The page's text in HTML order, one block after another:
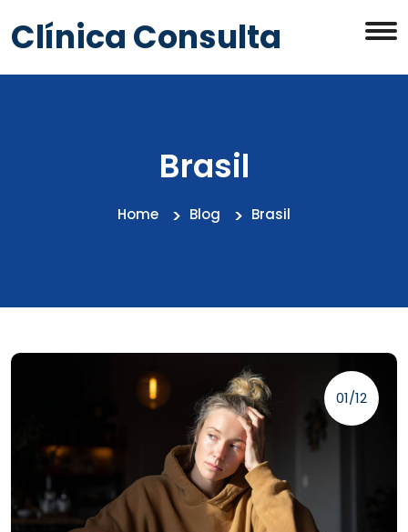
Clínica Consulta
Brasil
Home Blog Brasil
01/12